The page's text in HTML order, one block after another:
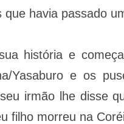
havia passado
história e
Yasaburo e os
irmão lhe disse
filho morreu na